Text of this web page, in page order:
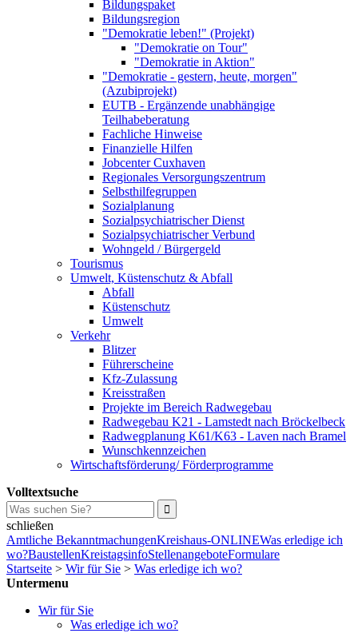
Bildungspaket
Bildungsregion
"Demokratie leben!" (Projekt)
"Demokratie on Tour"
"Demokratie in Aktion"
"Demokratie - gestern, heute, morgen"
(Azubiprojekt)
EUTB - Ergänzende unabhängige
Teilhabeberatung
Fachliche Hinweise
Finanzielle Hilfen
Jobcenter Cuxhaven
Regionales Versorgungszentrum
Selbsthilfegruppen
Sozialplanung
Sozialpsychiatrischer Dienst
Sozialpsychiatrischer Verbund
Wohngeld / Bürgergeld
Tourismus
Umwelt, Küstenschutz & Abfall
Abfall
Küstenschutz
Umwelt
Verkehr
Blitzer
Führerscheine
Kfz-Zulassung
Kreisstraßen
Projekte im Bereich Radwegebau
Radwegebau K21 - Lamstedt nach Bröckelbeck
Radwegplanung K61/K63 - Laven nach Bramel
Wunschkennzeichen
Wirtschaftsförderung/ Förderprogramme
Volltextsuche
schließen
Amtliche BekanntmachungenKreishaus-ONLINEWas erledige ich
wo?BaustellenKreistagsinfoStellenangeboteFormulare
Startseite > Wir für Sie > Was erledige ich wo?
Untermenu
Wir für Sie
Was erledige ich wo?